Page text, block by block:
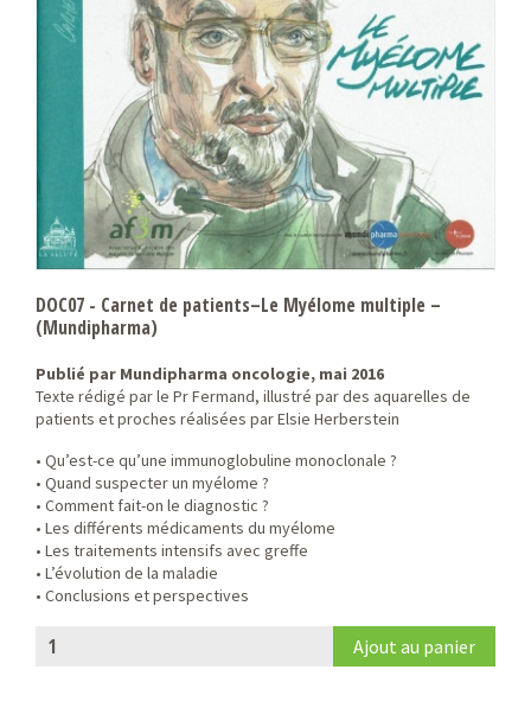
DOC07 - Carnet de patients–Le Myélome multiple –
(Mundipharma)
Publié par Mundipharma oncologie, mai 2016
Texte rédigé par le Pr Fermand, illustré par des aquarelles de
patients et proches réalisées par Elsie Herberstein
• Qu’est-ce qu’une immunoglobuline monoclonale ?
• Quand suspecter un myélome ?
• Comment fait-on le diagnostic ?
• Les différents médicaments du myélome
• Les traitements intensifs avec greffe
• L’évolution de la maladie
• Conclusions et perspectives